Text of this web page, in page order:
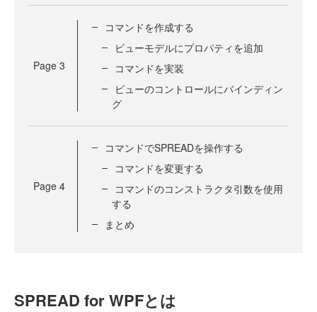
Page 3
コマンドを作成する
ビューモデルにプロパティを追加
コマンドを実装
ビューのコントロールにバインディン
グ
Page 4
コマンドでSPREADを操作する
コマンドを変更する
コマンドのコンストラクタ引数を使用
する
まとめ
SPREAD for WPFとは